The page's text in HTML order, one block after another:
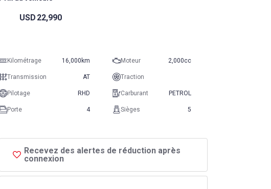
USD 22,990
Recevez des alertes de réduction après
connexion
Kilométrage 16,000km Moteur 2,000cc
Transmission AT Traction
Pilotage RHD Carburant PETROL
Porte 4 Sièges 5